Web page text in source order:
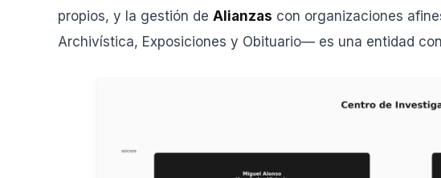
propios, y la gestión de Alianzas con organizaciones
Archivística, Exposiciones y Obituario— es una entidad